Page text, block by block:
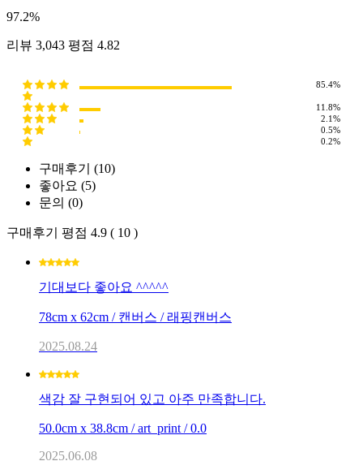
97.2%
리뷰 3,043 평점 4.82
85.4%
11.8%
2.1%
0.5%
0.2%
구매후기 (10)
좋아요 (5)
문의 (0)
구매후기 평점 4.9 ( 10 )
기대보다 좋아요 ^^^^^
78cm x 62cm / 캔버스 / 래핑캔버스
2025.08.24
색감 잘 구현되어 있고 아주 만족합니다.
50.0cm x 38.8cm / art_print / 0.0
2025.06.08